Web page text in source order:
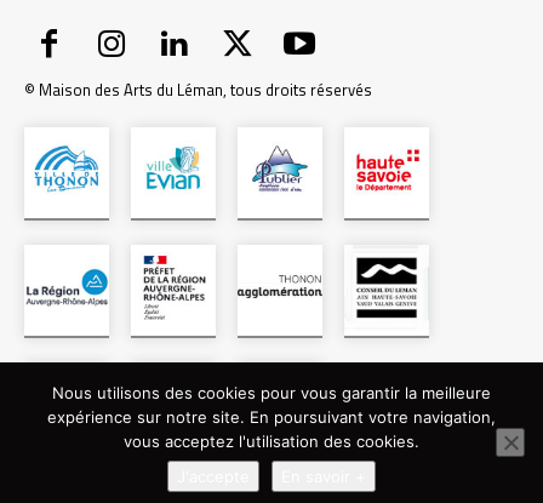
© Maison des Arts du Léman, tous droits réservés
Nous utilisons des cookies pour vous garantir la meilleure
expérience sur notre site. En poursuivant votre navigation,
vous acceptez l'utilisation des cookies.